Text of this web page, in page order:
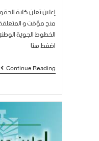
إعلان تعلن كلية
منح مؤقت و
الخطوط الجوية
اضغط هنا
Continue Reading